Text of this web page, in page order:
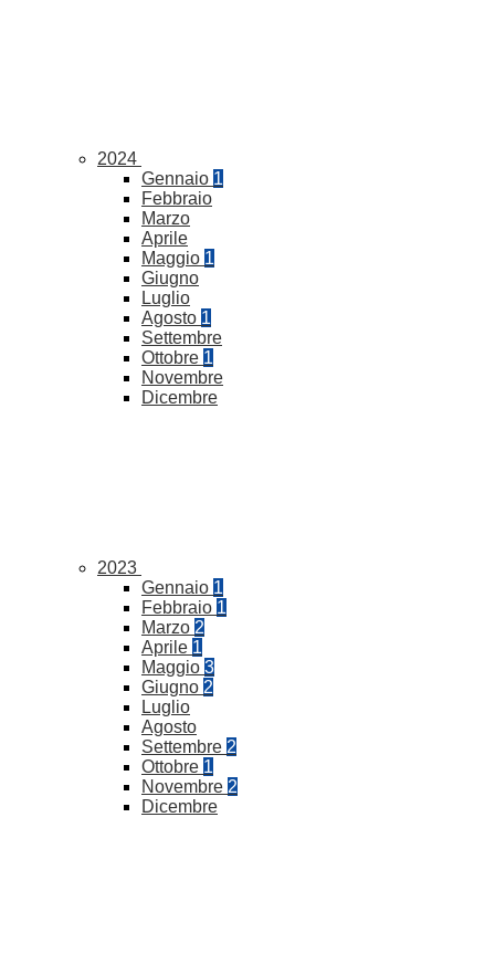
2024
Gennaio 1
Febbraio
Marzo
Aprile
Maggio 1
Giugno
Luglio
Agosto 1
Settembre
Ottobre 1
Novembre
Dicembre
2023
Gennaio 1
Febbraio 1
Marzo 2
Aprile 1
Maggio 3
Giugno 2
Luglio
Agosto
Settembre 2
Ottobre 1
Novembre 2
Dicembre